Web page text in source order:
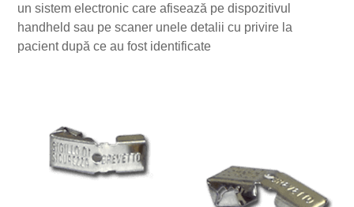
un sistem electronic care afisează pe dispozitivul
handheld sau pe scaner unele detalii cu privire la
pacient după ce au fost identificate